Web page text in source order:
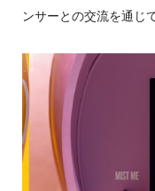
ンサーとの交流を通じ